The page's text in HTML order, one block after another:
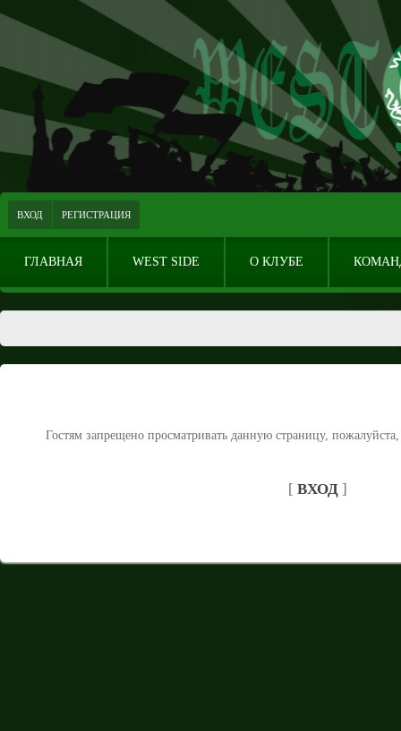
ВХОД РЕГИСТРАЦИЯ
ГЛАВНАЯ WEST SIDE О КЛУБЕ
Гостям запрещено просматривать данную страницу,
[ ВХОД ]